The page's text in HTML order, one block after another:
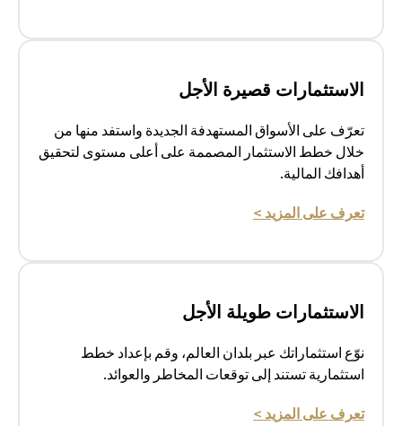
الاستثمارات قصيرة الأجل
تعرّف على الأسواق المستهدفة الجديدة واستفد منها من
خلال خطط الاستثمار المصممة على أعلى مستوى لتحقيق
أهدافك المالية.
تعرف على المزيد >
الاستثمارات طويلة الأجل
نوّع استثماراتك عبر بلدان العالم، وقم بإعداد خطط
استثمارية تستند إلى توقعات المخاطر والعوائد.
تعرف على المزيد >